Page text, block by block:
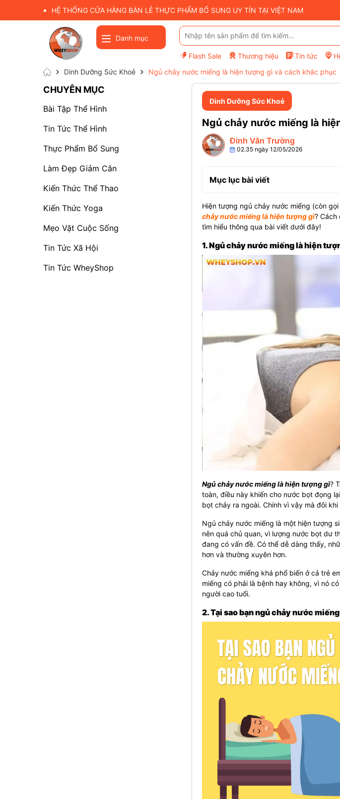
HỆ THỐNG CỬA HÀNG BÁN LẺ THỰC PHẨM BỔ SUNG UY TÍN TẠI VIỆT NAM
Danh mục
Flash Sale Thương hiệu Tin tức
Dinh Dưỡng Sức Khoẻ Ngủ chảy nước miếng là hiện tượng gì và cách khắc phục
Dinh Dưỡng Sức Khoẻ
Ngủ chảy nước miếng là
Đinh Văn Trường
02.35 ngày 12/05/2026
Mục lục bài viết
Hiện tượng ngủ chảy nước miếng (còn
chảy nước miếng là hiện tượng gì? Cách
tìm hiểu thông qua bài viết dưới đây!
1. Ngủ chảy nước miếng là hiện
Ngủ chảy nước miếng là hiện tượng gì?
toàn, điều này khiến cho nước bọt đọng
bọt chảy ra ngoài. Chính vì vậy mà đôi
Ngủ chảy nước miếng là một hiện tượng
nên quá chủ quan, vì lượng nước bọt dư
đang có vấn đề. Có thể dễ dàng thấy,
hơn và thường xuyên hơn.
Chảy nước miếng khá phổ biến ở cả trẻ
miếng có phải là bệnh hay không, vì nó
người cao tuổi.
2. Tại sao bạn ngủ chảy nước
CHUYÊN MỤC
Bài Tập Thể Hình
Tin Tức Thể Hình
Thực Phẩm Bổ Sung
Làm Đẹp Giảm Cân
Kiến Thức Thể Thao
Kiến Thức Yoga
Mẹo Vặt Cuộc Sống
Tin Tức Xã Hội
Tin Tức WheyShop